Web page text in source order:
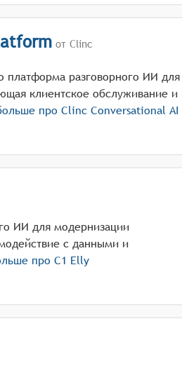
от Clinc
разговорного ИИ для
клиентское обслуживание и
про Clinc Conversational AI
ИИ для модернизации
с данными и
про C1 Elly